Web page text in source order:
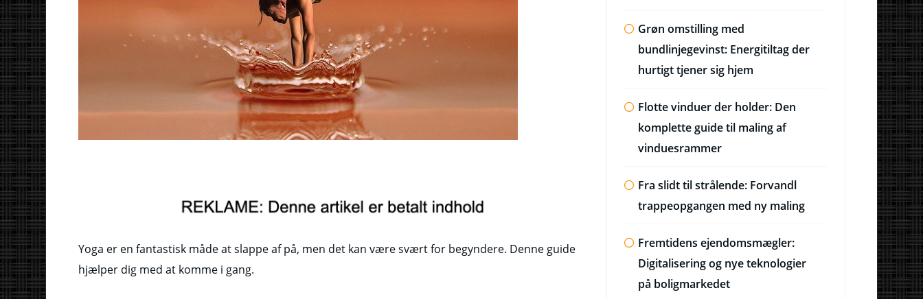
Yoga er en fantastisk måde at slappe af på, men det kan være svært for begyndere. Denne guide
hjælper dig med at komme i gang.
Grøn omstilling med
bundlinjegevinst: Energitiltag der
hurtigt tjener sig hjem
Flotte vinduer der holder: Den
komplette guide til maling af
vinduesrammer
Fra slidt til strålende: Forvandl
trappeopgangen med ny maling
Fremtidens ejendomsmægler:
Digitalisering og nye teknologier
på boligmarkedet